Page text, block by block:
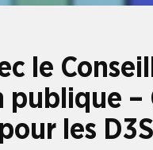
le
publique –
les